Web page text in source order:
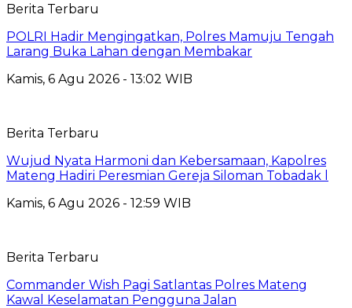
Berita Terbaru
POLRI Hadir Mengingatkan, Polres Mamuju Tengah
Larang Buka Lahan dengan Membakar
Kamis, 6 Agu 2026 - 13:02 WIB
Berita Terbaru
Wujud Nyata Harmoni dan Kebersamaan, Kapolres
Mateng Hadiri Peresmian Gereja Siloman Tobadak l
Kamis, 6 Agu 2026 - 12:59 WIB
Berita Terbaru
Commander Wish Pagi Satlantas Polres Mateng
Kawal Keselamatan Pengguna Jalan